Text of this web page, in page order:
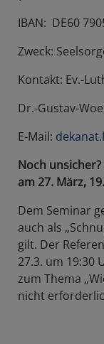
IBAN: DE60
Zweck:
Kontakt: Ev.-
Dr.-Gustav-
E-Mail:
Noch
am 27. März,
Dem Seminar
auch als
gilt. Der
27.3. um 19:30
zum Thema
nicht